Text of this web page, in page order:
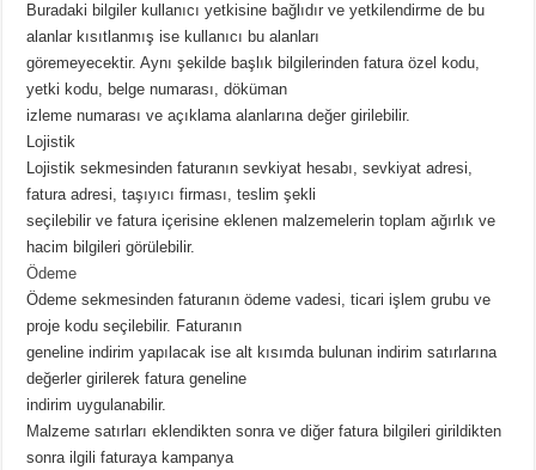
Buradaki bilgiler kullanıcı yetkisine bağlıdır ve yetkilendirme de bu
alanlar kısıtlanmış ise kullanıcı bu alanları
göremeyecektir. Aynı şekilde başlık bilgilerinden fatura özel kodu,
yetki kodu, belge numarası, döküman
izleme numarası ve açıklama alanlarına değer girilebilir.
Lojistik
Lojistik sekmesinden faturanın sevkiyat hesabı, sevkiyat adresi,
fatura adresi, taşıyıcı firması, teslim şekli
seçilebilir ve fatura içerisine eklenen malzemelerin toplam ağırlık ve
hacim bilgileri görülebilir.
Ödeme
Ödeme sekmesinden faturanın ödeme vadesi, ticari işlem grubu ve
proje kodu seçilebilir. Faturanın
geneline indirim yapılacak ise alt kısımda bulunan indirim satırlarına
değerler girilerek fatura geneline
indirim uygulanabilir.
Malzeme satırları eklendikten sonra ve diğer fatura bilgileri girildikten
sonra ilgili faturaya kampanya